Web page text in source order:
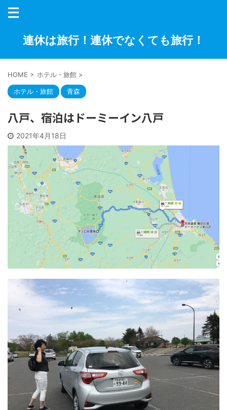
連休は旅行！連休でなくても旅行！
HOME > ホテル・旅館 >
ホテル・旅館 青森
八戸、宿泊はドーミーイン八戸
2021年4月18日